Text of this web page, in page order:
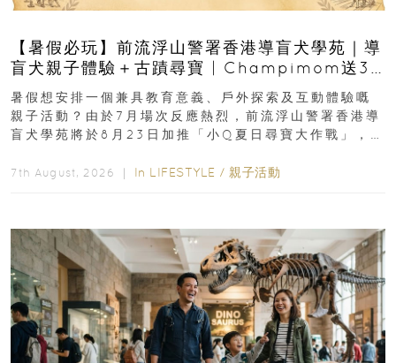
【暑假必玩】前流浮山警署香港導盲犬學苑｜導
盲犬親子體驗＋古蹟尋寶 | Champimom送3
組免費名額
暑假想安排一個兼具教育意義、戶外探索及互動體驗嘅
親子活動？由於7月場次反應熱烈，前流浮山警署香港導
盲犬學苑將於8月23日加推「小Q夏日尋寶大作戰」，家
7th August, 2026 ｜ In LIFESTYLE / 親子活動